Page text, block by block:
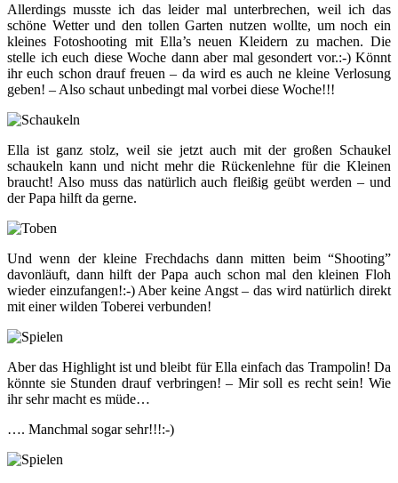
Allerdings musste ich das leider mal unterbrechen, weil ich das
schöne Wetter und den tollen Garten nutzen wollte, um noch ein
kleines Fotoshooting mit Ella’s neuen Kleidern zu machen. Die
stelle ich euch diese Woche dann aber mal gesondert vor.:-) Könnt
ihr euch schon drauf freuen – da wird es auch ne kleine Verlosung
geben! – Also schaut unbedingt mal vorbei diese Woche!!!
Ella ist ganz stolz, weil sie jetzt auch mit der großen Schaukel
schaukeln kann und nicht mehr die Rückenlehne für die Kleinen
braucht! Also muss das natürlich auch fleißig geübt werden – und
der Papa hilft da gerne.
Und wenn der kleine Frechdachs dann mitten beim “Shooting”
davonläuft, dann hilft der Papa auch schon mal den kleinen Floh
wieder einzufangen!:-) Aber keine Angst – das wird natürlich direkt
mit einer wilden Toberei verbunden!
Aber das Highlight ist und bleibt für Ella einfach das Trampolin! Da
könnte sie Stunden drauf verbringen! – Mir soll es recht sein! Wie
ihr sehr macht es müde…
…. Manchmal sogar sehr!!!:-)